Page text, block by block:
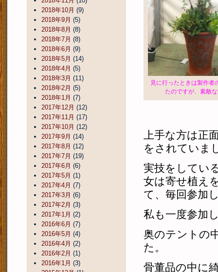
見に行ったときは製作者
たのですが、素敵
上手な方は正
をされていま
実技をしてい
女は寄せ植え
て、毎回参加
私も一度参加
奥のテントの
た。
骨董品の中に
2018年10月 (9)
2018年9月 (5)
2018年8月 (8)
2018年7月 (8)
2018年6月 (9)
2018年5月 (14)
2018年4月 (5)
2018年3月 (11)
2018年2月 (5)
2018年1月 (7)
2017年12月 (12)
2017年11月 (17)
2017年10月 (12)
2017年9月 (14)
2017年8月 (12)
2017年7月 (19)
2017年6月 (6)
2017年5月 (1)
2017年4月 (7)
2017年3月 (6)
2017年2月 (3)
2017年1月 (2)
2016年6月 (7)
2016年5月 (4)
2016年4月 (2)
2016年2月 (1)
2016年1月 (3)